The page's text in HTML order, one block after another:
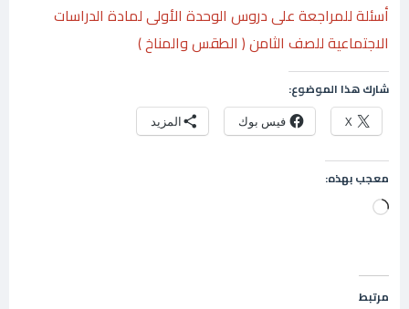
أسئلة للمراجعة على دروس الوحدة الأولى لمادة الدراسات
الاجتماعية للصف الثامن ( الطقس والمناخ )
شارك هذا الموضوع:
X فيس بوك المزيد
معجب بهذه:
جاري
مرتبط